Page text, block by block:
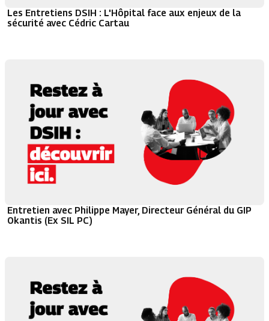
Les Entretiens DSIH : L'Hôpital face aux enjeux de la
sécurité avec Cédric Cartau
Entretien avec Philippe Mayer, Directeur Général du GIP
Okantis (Ex SIL PC)